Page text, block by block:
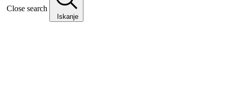
Close search
Iskanje